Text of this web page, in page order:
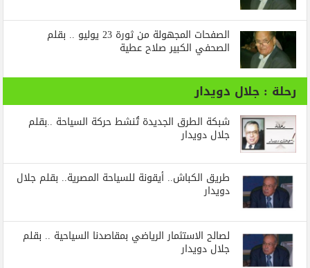
الصفحات المجهولة من ثورة 23 يوليو .. بقلم
الصحفي الكبير صلاح عطية
رحلة : جلال دويدار
شبكة الطرق الجديدة تُنشط حركة السياحة ..بقلم
جلال دويدار
طريق الكباش.. أيقونة للسياحة المصرية.. بقلم جلال
دويدار
لصالح الاستثمار الرياضي بمقاصدنا السياحية .. بقلم
جلال دويدار